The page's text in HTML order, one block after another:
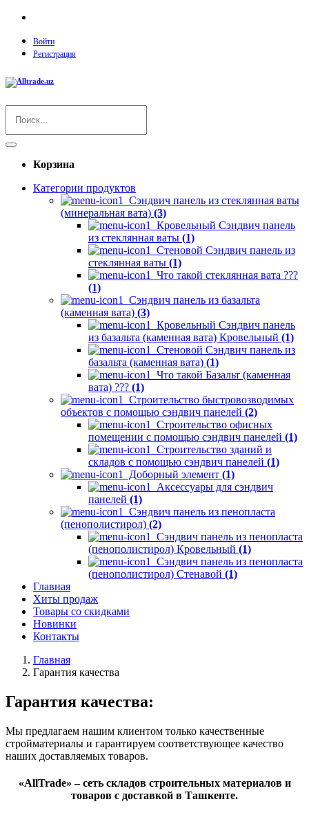
Войти
Регистрация
Корзина
Категории продуктов
Сэндвич панель из стеклянная ваты
(минеральная вата) (3)
Кровельный Сэндвич панель
из стеклянная ваты (1)
Стеновой Сэндвич панель из
стеклянная ваты (1)
Что такой стеклянная вата ???
(1)
Сэндвич панель из базальта
(каменная вата) (3)
Кровельный Сэндвич панель
из базальта (каменная вата) Кровельный (1)
Стеновой Сэндвич панель из
базальта (каменная вата) (1)
Что такой Базальт (каменная
вата) ??? (1)
Строительство быстровозводимых
объектов с помощью сэндвич панелей (2)
Строительство офисных
помещении с помощью сэндвич панелей (1)
Строительство зданий и
складов с помощью сэндвич панелей (1)
Доборный элемент (1)
Аксессуары для сэндвич
панелей (1)
Сэндвич панель из пенопласта
(пенополистирол) (2)
Сэндвич панель из пенопласта
(пенополистирол) Кровельный (1)
Сэндвич панель из пенопласта
(пенополистирол) Стенавой (1)
Главная
Хиты продаж
Товары со скидками
Новинки
Контакты
Главная
Гарантия качества
Гарантия качества:
Мы предлагаем нашим клиентом только качественные
стройматериалы и гарантируем соответствующее качество
наших доставляемых товаров.
«AllTrade» – сеть складов строительных материалов и
товаров с доставкой в Ташкенте.